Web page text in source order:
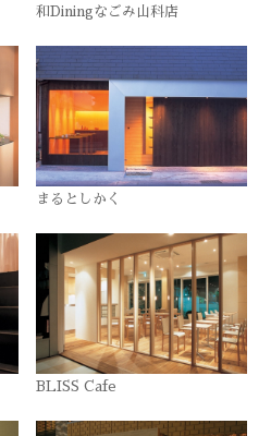
和Diningなごみ山科店
まるとしかく
BLISS Cafe